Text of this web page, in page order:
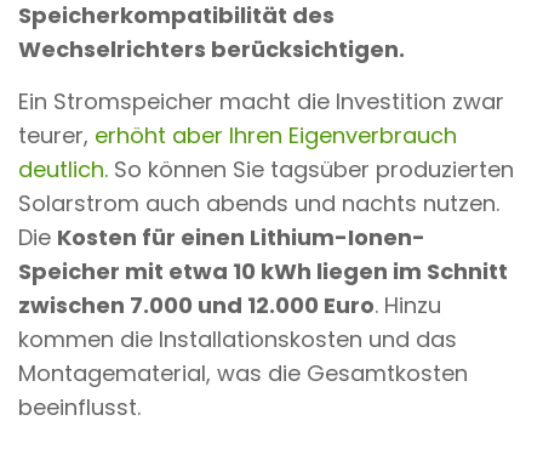
Speicherkompatibilität des
Wechselrichters berücksichtigen.
Ein Stromspeicher macht die Investition zwar
teurer, erhöht aber Ihren Eigenverbrauch
deutlich. So können Sie tagsüber produzierten
Solarstrom auch abends und nachts nutzen.
Die Kosten für einen Lithium-Ionen-
Speicher mit etwa 10 kWh liegen im Schnitt
zwischen 7.000 und 12.000 Euro. Hinzu
kommen die Installationskosten und das
Montagematerial, was die Gesamtkosten
beeinflusst.